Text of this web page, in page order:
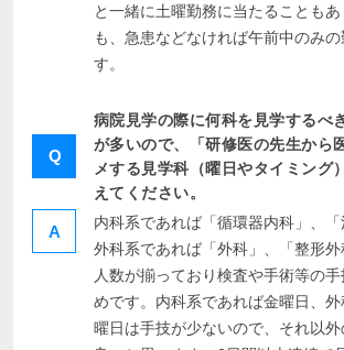
と一緒に土曜勤務に当たることも
も、急患などなければ午前中のみの
す。
Q
病院見学の際に何科を見学するべ
が多いので、「研修医の先生から
メする見学科（曜日やタイミング
えてください。
A
内科系であれば「循環器内科」、「
外科系であれば「外科」、「整形
人数が揃っており検査や手術等の
めです。内科系であれば金曜日、外
曜日は手技が少ないので、それ以外